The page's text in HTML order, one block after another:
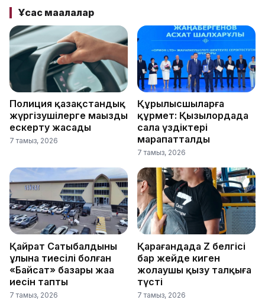
Ұқсас мақалалар
Полиция қазақстандық
жүргізушілерге маңызды
ескерту жасады
7 тамыз, 2026
Құрылысшыларға
құрмет: Қызылордада
сала үздіктері
марапатталды
7 тамыз, 2026
Қайрат Сатыбалдының
ұлына тиесілі болған
«Байсат» базары жаңа
иесін тапты
7 тамыз, 2026
Қарағандада Z белгісі
бар жейде киген
жолаушы қызу талқыға
түсті
7 тамыз, 2026